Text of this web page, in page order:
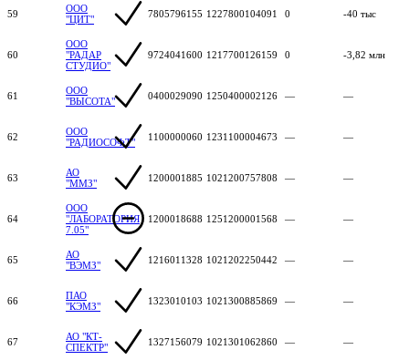
59
ООО
"ЦИТ"
7805796155 1227800104091 0 -40 тыс
60
ООО
"РАДАР
СТУДИО"
9724041600 1217700126159 0 -3,82 млн
61
ООО
"ВЫСОТА"
0400029090 1250400002126 — —
62
ООО
"РАДИОСОФТ"
1100000060 1231100004673 — —
63
АО
"ММЗ"
1200001885 1021200757808 — —
64
ООО
"ЛАБОРАТОРИЯ
7.05"
1200018688 1251200001568 — —
65
АО
"ВЭМЗ"
1216011328 1021202250442 — —
66
ПАО
"КЭМЗ"
1323010103 1021300885869 — —
67
АО "КТ-
СПЕКТР"
1327156079 1021301062860 — —